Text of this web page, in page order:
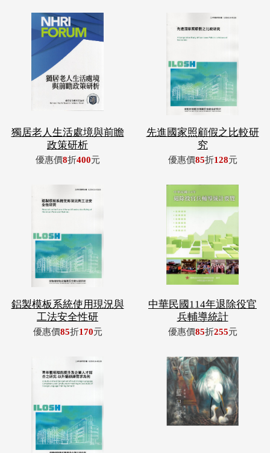
獨居老人生活處境與前瞻
政策研析
優惠價8折400元
先進國家照顧假之比較研
究
優惠價85折128元
鋁製模板系統使用現況與
工法安全性研
優惠價85折170元
中華民國114年退除役官
兵輔導統計
優惠價85折255元